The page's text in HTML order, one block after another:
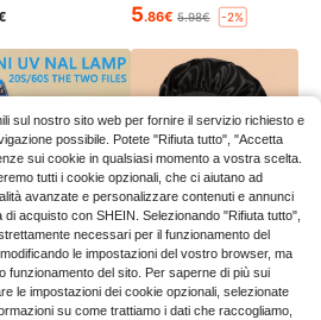
5.86€ 5.98€ -2%
2.91€
sul nostro sito web per fornire il servizio richiesto e
possibile. Potete "Rifiuta tutto", "Accetta
sui cookie in qualsiasi momento a vostra scelta.
tutti i cookie opzionali, che ci aiutano ad
avanzate e personalizzare contenuti e annunci
acquisto con SHEIN. Selezionando "Rifiuta tutto",
necessari per il funzionamento del
le impostazioni del vostro browser, ma
funzionamento del sito. Per saperne di più sui
le impostazioni dei cookie opzionali, selezionate
su come trattiamo i dati che raccogliamo,